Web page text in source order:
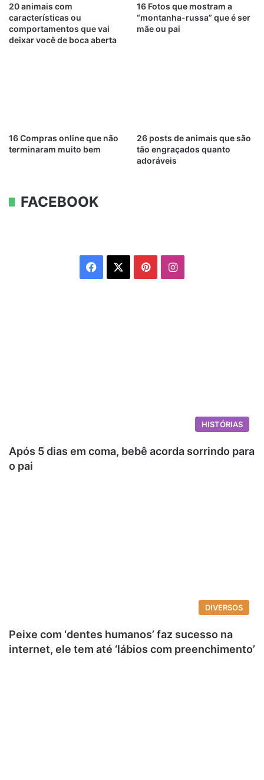
20 animais com
características ou
comportamentos que vai
deixar você de boca aberta
16 Fotos que mostram a
“montanha-russa” que é ser
mãe ou pai
16 Compras online que não
terminaram muito bem
26 posts de animais que são
tão engraçados quanto
adoráveis
FACEBOOK
Facebook PinterestInstagram
HISTÓRIAS
Após 5 dias em coma, bebê acorda sorrindo para
o pai
DIVERSOS
Peixe com ‘dentes humanos’ faz sucesso na
internet, ele tem até ‘lábios com preenchimento’